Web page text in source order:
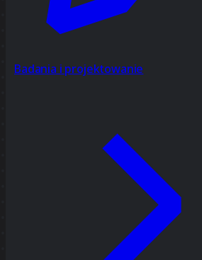
Badania i projektowanie